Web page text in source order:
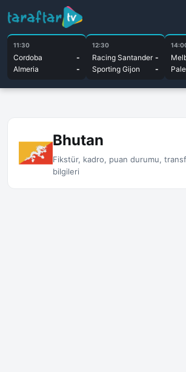
11:30
Cordoba
-
Almeria
-
12:30
Racing Santander -
Sporting Gijon
-
Bhutan
Fikstür, kadro, puan durumu,
bilgileri